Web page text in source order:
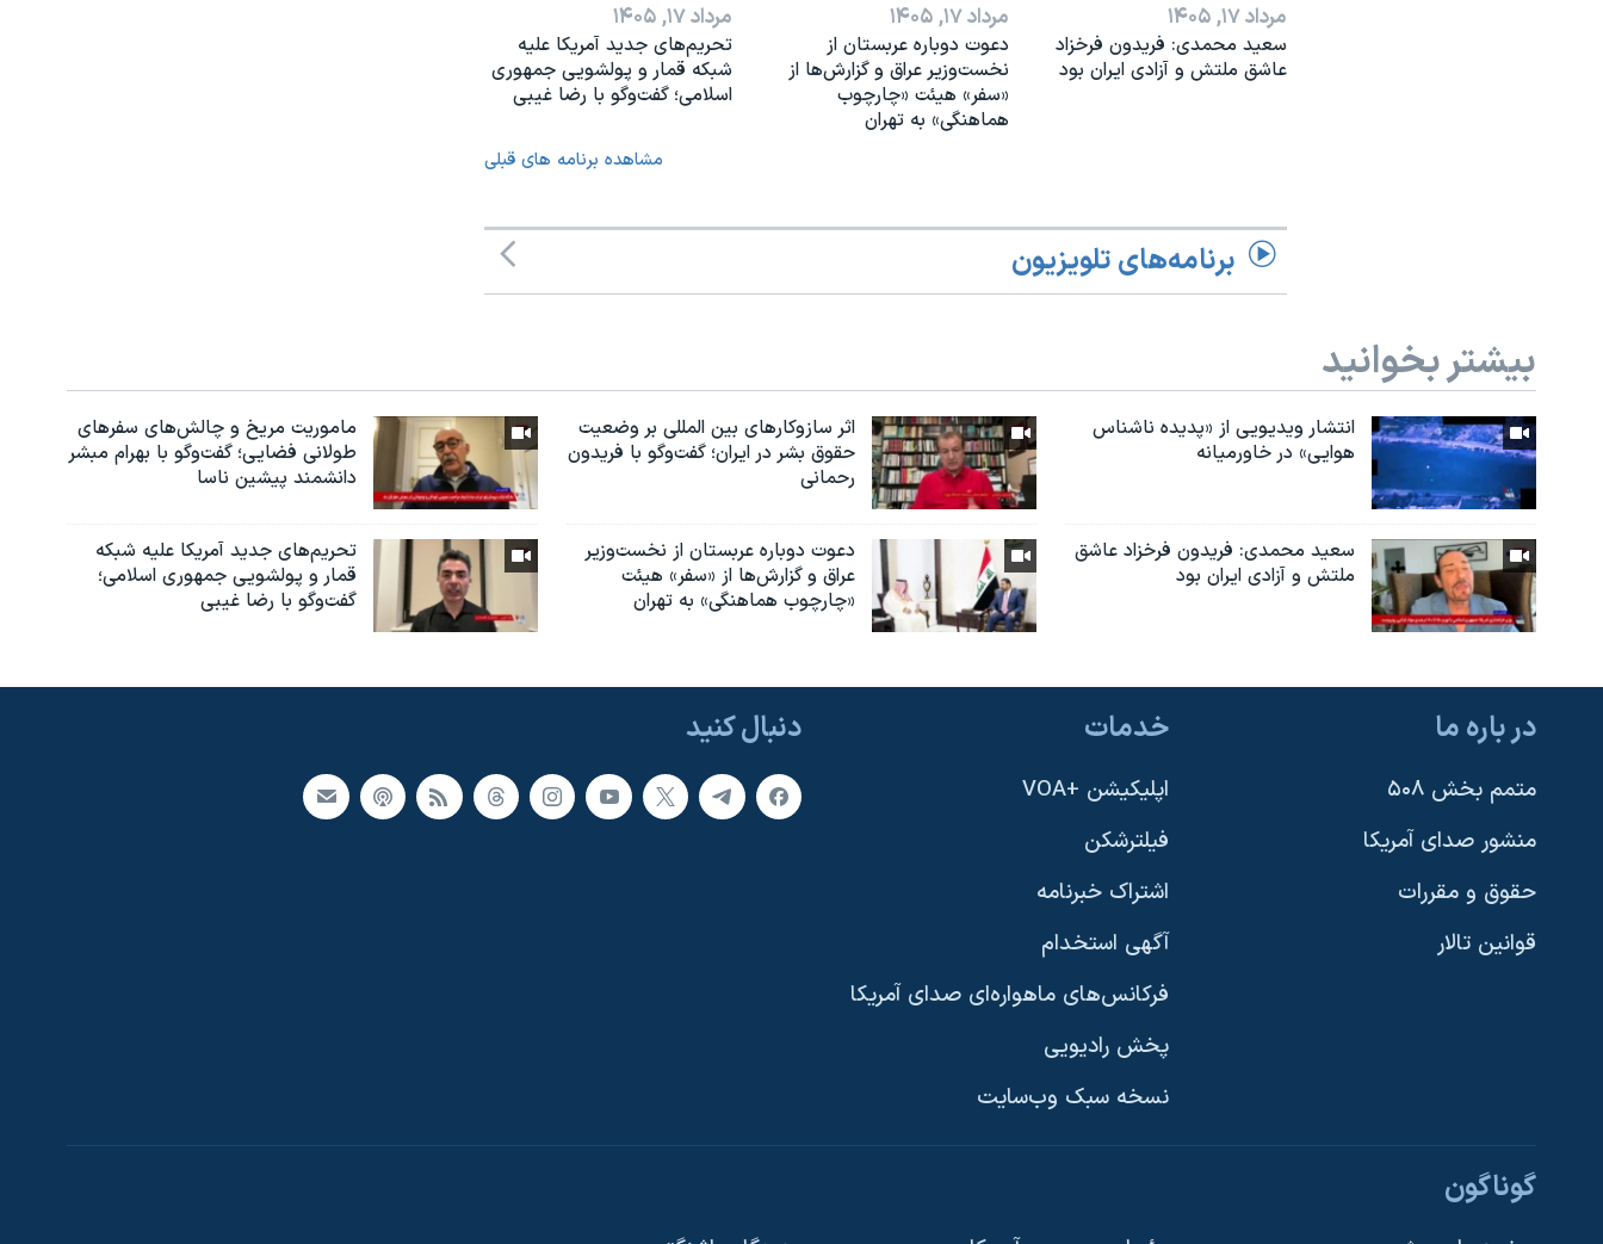
دنبال کنید
مرداد ۱۷, ۱۴۰۵
سعید محمدی: فریدون فرخزاد
عاشق ملتش و آزادی ایران بود
مرداد ۱۷, ۱۴۰۵
دعوت دوباره عربستان از
نخست‌وزیر عراق و گزارش‌ها از
«سفر» هیئت «چارچوب
هماهنگی» به تهران
مرداد ۱۷, ۱۴۰۵
تحریم‌های جدید آمریکا علیه
شبکه قمار و پولشویی جمهوری
اسلامی؛ گفت‌وگو با رضا غیبی
مشاهده برنامه های قبلی
برنامه‌های تلویزیون
بیشتر بخوانید
انتشار ویدیویی از «پدیده‌ ناشناس
هوایی» در خاورمیانه
اثر ساز‌و‌کارهای بین المللی بر وضعیت
حقوق بشر در ایران؛ گفت‌وگو با فریدون
رحمانی
ماموریت مریخ و چالش‌های سفرهای
طولانی فضایی؛ گفت‌وگو با بهرام مبشر
دانشمند پیشین ناسا
سعید محمدی: فریدون فرخزاد عاشق
ملتش و آزادی ایران بود
دعوت دوباره عربستان از نخست‌وزیر
عراق و گزارش‌ها از «سفر» هیئت
«چارچوب هماهنگی» به تهران
تحریم‌های جدید آمریکا علیه شبکه
قمار و پولشویی جمهوری اسلامی؛
گفت‌وگو با رضا غیبی
دنبال کنید در باره ما
متمم بخش ۵۰۸
منشور صدای آمریکا
حقوق و مقررات
قوانین تالار
خدمات
اپلیکیشن +VOA
فیلترشکن
اشتراک خبرنامه
آگهی استخدام
فرکانس‌های ماهواره‌ای صدای آمریکا
پخش رادیویی
نسخه سبک وب‌سایت
گوناگون